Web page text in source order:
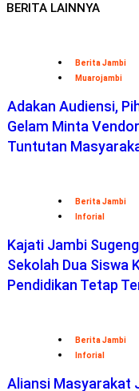
BERITA LAINNYA
Berita Jambi
Muarojambi
Adakan Audiensi,
Gelam Minta
Tuntutan
Berita Jambi
Inforial
Kajati Jambi
Sekolah Dua Siswa
Pendidikan Tetap
Berita Jambi
Inforial
Aliansi Masyarakat